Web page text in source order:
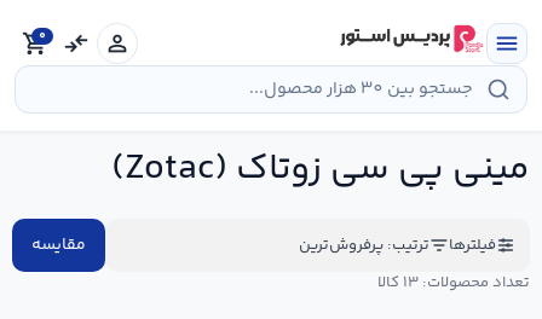
menu
person
compare_arrows
shopping_cart0
مینی پی سی زوتاک (Zotac)
فیلترها ترتیب: پرفروش‌ترین مقایسه
تعداد محصولات: ۱۳ کالا